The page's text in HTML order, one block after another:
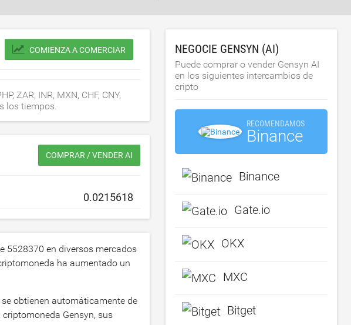
COMIENZA A COMERCIAR
ZAR, INR, MXN, CHF, CNY,
los tiempos.
COMPRAR / VENDER AI
5528370 en diversos mercados
ha aumentado un
obtienen automáticamente de
Gensyn, sus
NEGOCIE GENSYN (AI)
Puede comprar o vender Gensyn AI
en los siguientes intercambios de
cripto
RECOMENDAMOS
Binance
Binance
Gate.io
OKX
MXC
Bitget